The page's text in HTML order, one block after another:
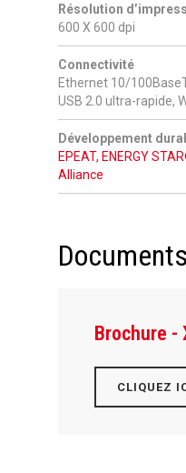
Résolution
600 X 600 dpi
Connectivité
Ethernet 10/
USB 2.0 ultra-rapide,
Développement
EPEAT, ENERGY
Alliance
Brochure -
CLIQUEZ